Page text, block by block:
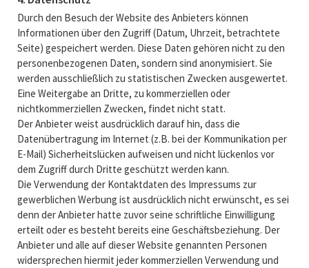
Durch den Besuch der Website des Anbieters können
Informationen über den Zugriff (Datum, Uhrzeit, betrachtete
Seite) gespeichert werden. Diese Daten gehören nicht zu den
personenbezogenen Daten, sondern sind anonymisiert. Sie
werden ausschließlich zu statistischen Zwecken ausgewertet.
Eine Weitergabe an Dritte, zu kommerziellen oder
nichtkommerziellen Zwecken, findet nicht statt.
Der Anbieter weist ausdrücklich darauf hin, dass die
Datenübertragung im Internet (z.B. bei der Kommunikation per
E-Mail) Sicherheitslücken aufweisen und nicht lückenlos vor
dem Zugriff durch Dritte geschützt werden kann.
Die Verwendung der Kontaktdaten des Impressums zur
gewerblichen Werbung ist ausdrücklich nicht erwünscht, es sei
denn der Anbieter hatte zuvor seine schriftliche Einwilligung
erteilt oder es besteht bereits eine Geschäftsbeziehung. Der
Anbieter und alle auf dieser Website genannten Personen
widersprechen hiermit jeder kommerziellen Verwendung und